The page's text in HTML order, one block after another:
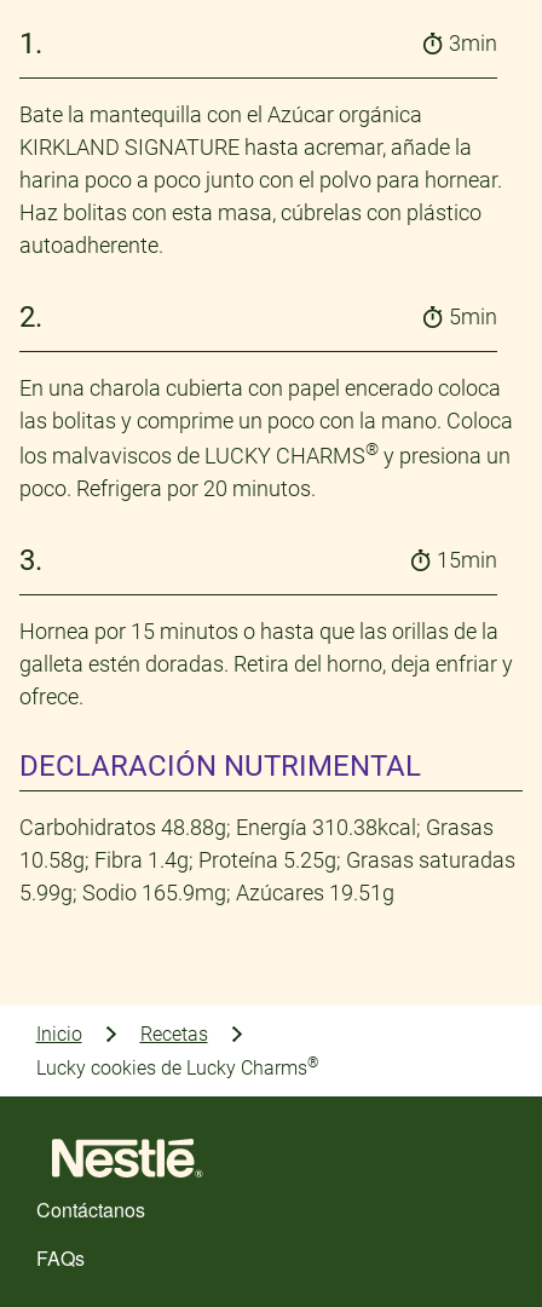
1. 3min
Bate la mantequilla con el Azúcar orgánica
KIRKLAND SIGNATURE hasta acremar, añade la
harina poco a poco junto con el polvo para hornear.
Haz bolitas con esta masa, cúbrelas con plástico
autoadherente.
2. 5min
En una charola cubierta con papel encerado coloca
las bolitas y comprime un poco con la mano. Coloca
los malvaviscos de LUCKY CHARMS® y presiona un
poco. Refrigera por 20 minutos.
3. 15min
Hornea por 15 minutos o hasta que las orillas de la
galleta estén doradas. Retira del horno, deja enfriar y
ofrece.
DECLARACIÓN NUTRIMENTAL
Carbohidratos 48.88g; Energía 310.38kcal; Grasas
10.58g; Fibra 1.4g; Proteína 5.25g; Grasas saturadas
5.99g; Sodio 165.9mg; Azúcares 19.51g
Inicio
Recetas
Lucky cookies de Lucky Charms®
Contáctanos
FAQs